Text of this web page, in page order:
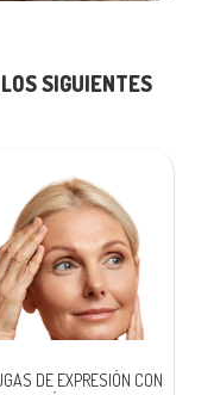
SIGUIENTES
DE EXPRESIÓN CON